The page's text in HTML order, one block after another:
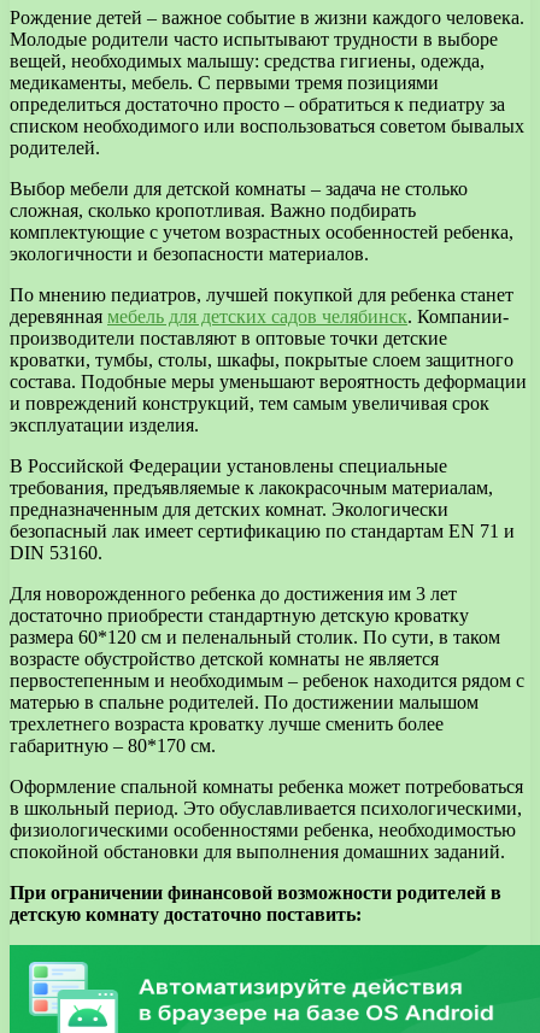
Рождение детей – важное событие в жизни каждого человека.
Молодые родители часто испытывают трудности в выборе
вещей, необходимых малышу: средства гигиены, одежда,
медикаменты, мебель. С первыми тремя позициями
определиться достаточно просто – обратиться к педиатру за
списком необходимого или воспользоваться советом бывалых
родителей.
Выбор мебели для детской комнаты – задача не столько
сложная, сколько кропотливая. Важно подбирать
комплектующие с учетом возрастных особенностей ребенка,
экологичности и безопасности материалов.
По мнению педиатров, лучшей покупкой для ребенка станет
деревянная мебель для детских садов челябинск. Компании-
производители поставляют в оптовые точки детские
кроватки, тумбы, столы, шкафы, покрытые слоем защитного
состава. Подобные меры уменьшают вероятность деформации
и повреждений конструкций, тем самым увеличивая срок
эксплуатации изделия.
В Российской Федерации установлены специальные
требования, предъявляемые к лакокрасочным материалам,
предназначенным для детских комнат. Экологически
безопасный лак имеет сертификацию по стандартам EN 71 и
DIN 53160.
Для новорожденного ребенка до достижения им 3 лет
достаточно приобрести стандартную детскую кроватку
размера 60*120 см и пеленальный столик. По сути, в таком
возрасте обустройство детской комнаты не является
первостепенным и необходимым – ребенок находится рядом с
матерью в спальне родителей. По достижении малышом
трехлетнего возраста кроватку лучше сменить более
габаритную – 80*170 см.
Оформление спальной комнаты ребенка может потребоваться
в школьный период. Это обуславливается психологическими,
физиологическими особенностями ребенка, необходимостью
спокойной обстановки для выполнения домашних заданий.
При ограничении финансовой возможности родителей в
детскую комнату достаточно поставить: